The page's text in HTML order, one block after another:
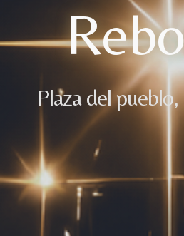
Plaza del